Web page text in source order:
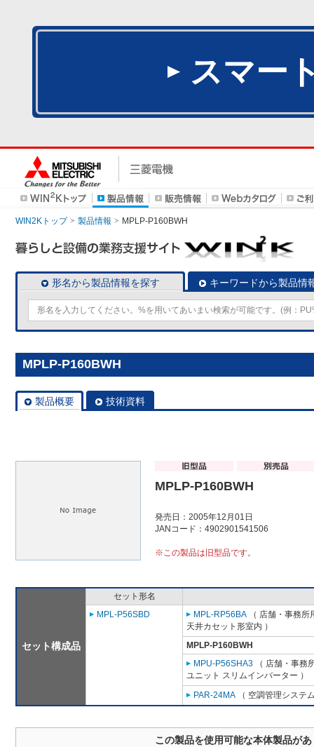
スマー
WIN2Kトップ 製品情報 MPLP-P160BWH
形名から製品情報を探す キーワードから製品情
MPLP-P160BWH
製品概要 技術資料
MPLP-P160BWH
発売日：2005年12月01日
JANコード：4902901541506
※この製品は旧型品です。
セット構成品
セット形名
MPL-P56SBD
MPL-RP56BA （ 店舗・事務
天井カセット形室内 ）
MPLP-P160BWH
MPU-P56SHA3 （ 店舗・事務
ユニット スリムインバーター ）
PAR-24MA （ 空調管理システ
この製品を使用可能な本体製品が